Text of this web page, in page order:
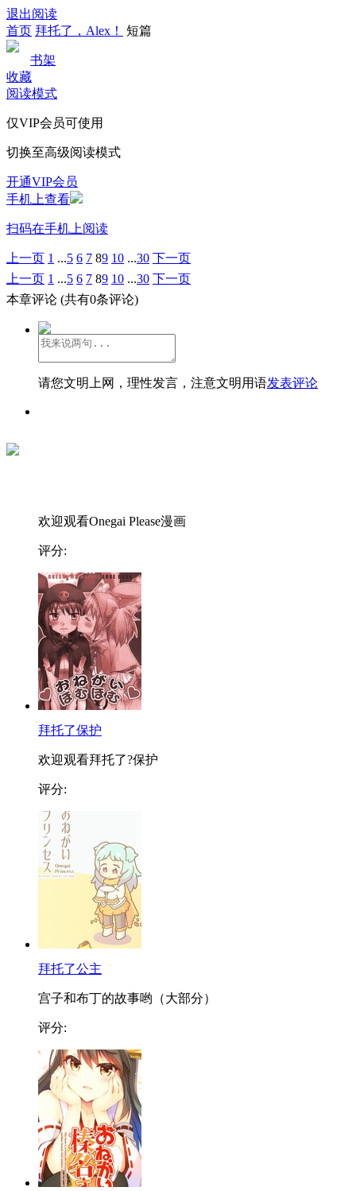
退出阅读
首页 拜托了，Alex！ 短篇
书架
收藏
阅读模式
仅VIP会员可使用
切换至高级阅读模式
开通VIP会员
手机上查看
扫码在手机上阅读
上一页 1 ...5 6 7 89 10 ...30 下一页
上一页 1 ...5 6 7 89 10 ...30 下一页
本章评论 (共有0条评论)
请您文明上网，理性发言，注意文明用语发表评论
欢迎观看Onegai Please漫画
评分:
拜托了保护
欢迎观看拜托了?保护
评分:
拜托了公主
宫子和布丁的故事哟（大部分）
评分: